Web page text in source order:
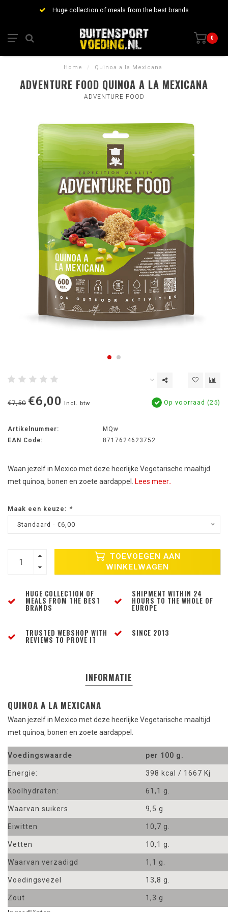
Huge collection of meals from the best brands
0
Home / Quinoa a la Mexicana
ADVENTURE FOOD QUINOA A LA MEXICANA
ADVENTURE FOOD
€7,50 €6,00 Incl. btw Op voorraad (25)
Artikelnummer:
MQw
EAN Code:
8717624623752
Waan jezelf in Mexico met deze heerlijke Vegetarische maaltijd
met quinoa, bonen en zoete aardappel. Lees meer..
Maak een keuze: *
Standaard - €6,00
TOEVOEGEN AAN
WINKELWAGEN
HUGE COLLECTION OF
MEALS FROM THE BEST
BRANDS
SHIPMENT WITHIN 24
HOURS TO THE WHOLE OF
EUROPE
TRUSTED WEBSHOP WITH
REVIEWS TO PROVE IT
SINCE 2013
INFORMATIE
QUINOA A LA MEXICANA
Waan jezelf in Mexico met deze heerlijke Vegetarische maaltijd
met quinoa, bonen en zoete aardappel.
Voedingswaarde per 100 g.
Energie: 398 kcal / 1667 Kj
Koolhydraten: 61,1 g.
Waarvan suikers 9,5 g.
Eiwitten 10,7 g.
Vetten 10,1 g.
Waarvan verzadigd 1,1 g.
Voedingsvezel 13,8 g.
Zout
1,3 g.